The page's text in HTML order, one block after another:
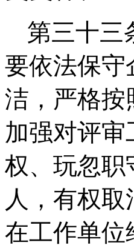
第三十三
要依法保守
洁，严格按
加强对评
权、玩忽职
人，有权
在工作单位